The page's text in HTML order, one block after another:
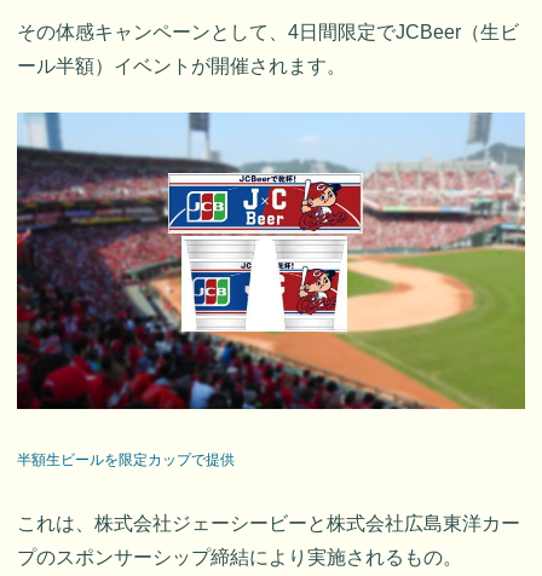
その体感キャンペーンとして、4日間限定でJCBeer（生ビ
ール半額）イベントが開催されます。
半額生ビールを限定カップで提供
これは、株式会社ジェーシービーと株式会社広島東洋カー
プのスポンサーシップ締結により実施されるもの。